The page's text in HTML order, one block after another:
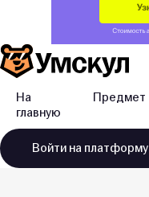
На
главную
Предмет
Войти на платформу